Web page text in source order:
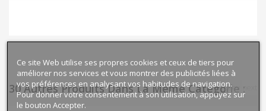
30 Autres Produits Dans La Même Catégorie :
prev next
Ce site Web utilise ses propres cookies et ceux de tiers pour
améliorer nos services et vous montrer des publicités liées à
vos préférences en analysant vos habitudes de navigation.
Pour donner votre consentement à son utilisation, appuyez sur
le bouton Accepter.